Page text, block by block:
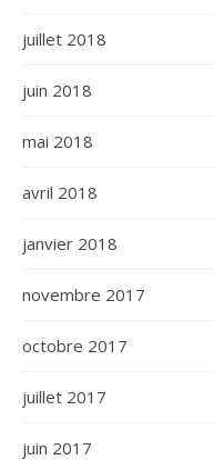
juillet 2018
juin 2018
mai 2018
avril 2018
janvier 2018
novembre 2017
octobre 2017
juillet 2017
juin 2017